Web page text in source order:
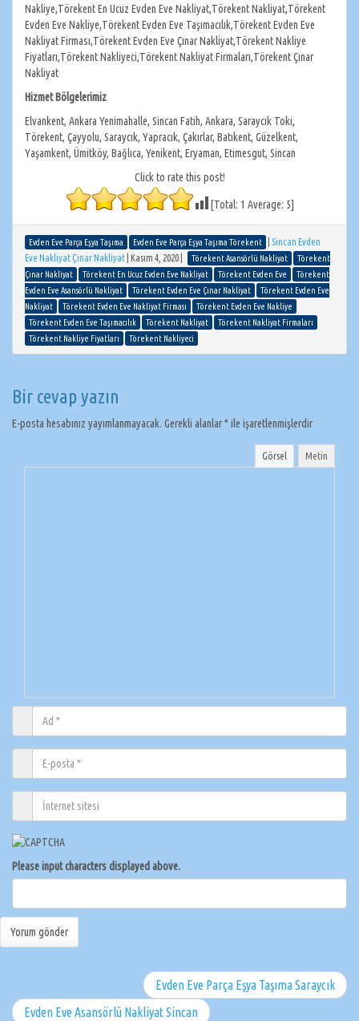
Nakliye,Törekent En Ucuz Evden Eve Nakliyat,Törekent Nakliyat,Törekent
Evden Eve Nakliye,Törekent Evden Eve Taşımacılık,Törekent Evden Eve
Nakliyat Firması,Törekent Evden Eve Çınar Nakliyat,Törekent Nakliye
Fiyatları,Törekent Nakliyeci,Törekent Nakliyat Firmaları,Törekent Çınar
Nakliyat
Hizmet Bölgelerimiz
Elvankent, Ankara Yenimahalle, Sincan Fatih, Ankara, Saraycık Toki,
Törekent, Çayyolu, Saraycık, Yapracık, Çakırlar, Batıkent, Güzelkent,
Yaşamkent, Ümitköy, Bağlıca, Yenikent, Eryaman, Etimesgut, Sincan
Click to rate this post!
[Total: 1 Average: 5]
Evden Eve Parça Eşya Taşıma Evden Eve Parça Eşya Taşıma Törekent
Sincan Evden
Eve Nakliyat Çınar Nakliyat
Kasım 4, 2020 Törekent Asansörlü Nakliyat
Törekent
Çınar Nakliyat
Törekent En Ucuz Evden Eve Nakliyat Törekent Evden Eve
Törekent
Evden Eve Asansörlü Nakliyat
Törekent Evden Eve Çınar Nakliyat
Törekent Evden Eve
Nakliyat
Törekent Evden Eve Nakliyat Firması
Törekent Evden Eve Nakliye
Törekent Evden Eve Taşımacılık
Törekent Nakliyat
Törekent Nakliyat Firmaları
Törekent Nakliye Fiyatları
Törekent Nakliyeci
Bir cevap yazın
E-posta hesabınız yayımlanmayacak. Gerekli alanlar*ile işaretlenmişlerdir
Görsel Metin
Please input characters displayed above.
Evden Eve Parça Eşya Taşıma Saraycık
Evden Eve Asansörlü Nakliyat Sincan